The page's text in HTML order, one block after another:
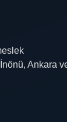
Ankara